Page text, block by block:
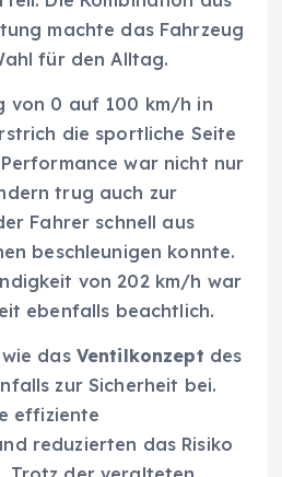
machte das Fahrzeug
für den Alltag.
von 0 auf 100 km/h in
die sportliche Seite
war nicht nur
trug auch zur
Fahrer schnell aus
beschleunigen konnte.
von 202 km/h war
ebenfalls beachtlich.
das Ventilkonzept des
zur Sicherheit bei.
effiziente
reduzierten das Risiko